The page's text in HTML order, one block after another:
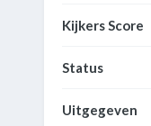
Kijkers Score
Status
Uitgegeven